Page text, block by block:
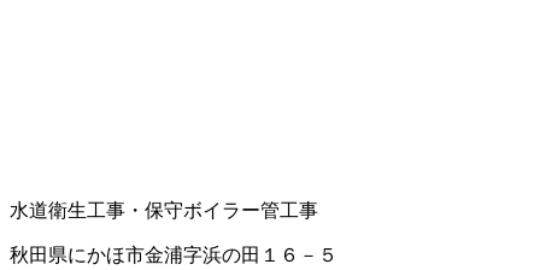
水道衛生工事・保守ボイラー管工事
秋田県にかほ市金浦字浜の田１６－５